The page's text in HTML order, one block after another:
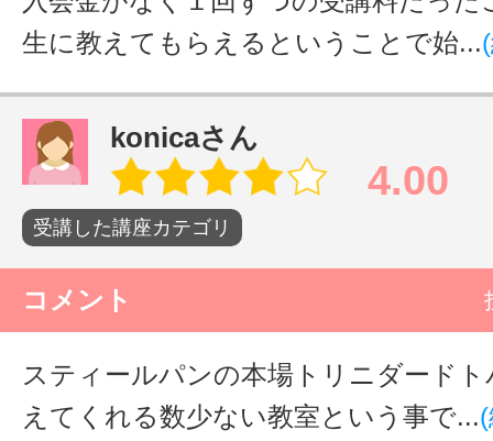
生に教えてもらえるということで始...
konicaさん
4.00
受講した講座カテゴリ
コメント
スティールパンの本場トリニダード
えてくれる数少ない教室という事で...